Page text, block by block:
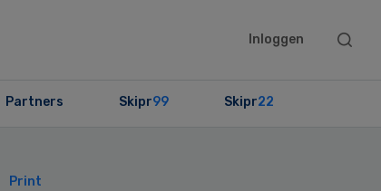
Inloggen
Search
Partners Skipr99 Skipr22
Print